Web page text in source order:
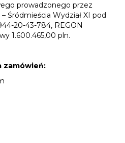
prowadzonego przez
Śródmieścia Wydział XI pod
20-43-784, REGON
1.600.465,00 pln.
zamówień: